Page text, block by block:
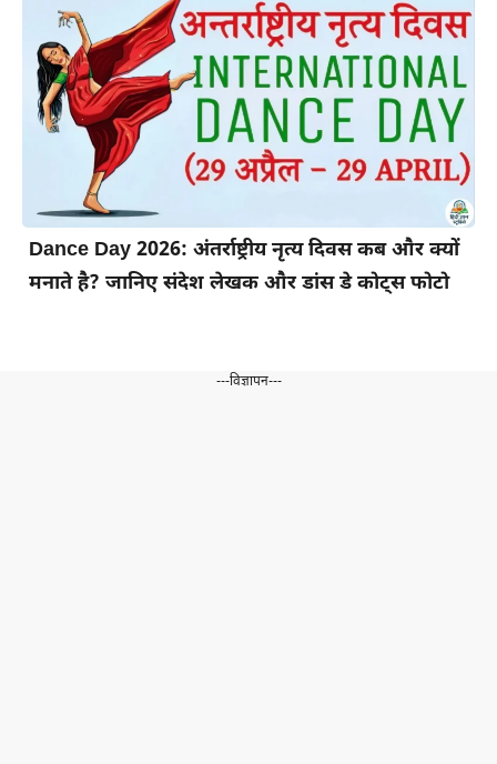
Dance Day 2026: अंतर्राष्ट्रीय नृत्य दिवस कब और क्यों
मनाते है? जानिए संदेश लेखक और डांस डे कोट्स फोटो
---विज्ञापन---